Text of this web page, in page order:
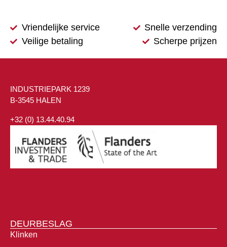
Vriendelijke service
Snelle verzending
Veilige betaling
Scherpe prijzen
INDUSTRIEPARK 1239
B-3545 HALEN
+32 (0) 13.44.40.94
DEURBESLAG
Klinken